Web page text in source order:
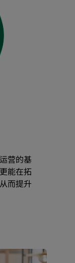
营的基
能在拓
而提升